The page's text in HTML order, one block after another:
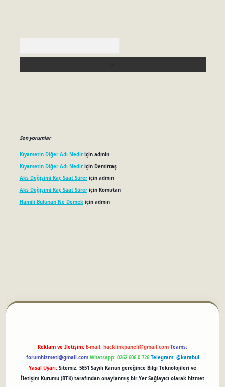
Son yorumlar
Kıyametin Diğer Adı Nediriçin admin
Kıyametin Diğer Adı Nediriçin Demirtaş
Aks Değişimi Kaç Saat Süreriçin admin
Aks Değişimi Kaç Saat Süreriçin Komutan
Hamili Bulunan Ne Demekiçin admin
Reklam ve İletişim: E-mail: backlinkpaneli@gmail.com Teams:
forumhizmeti@gmail.com Whatsapp: 0262 606 0 726 Telegram: @karabul
Yasal Uyarı: Sitemiz, 5651 Sayılı Kanun gereğince Bilgi Teknolojileri ve
İletişim Kurumu (BTK) tarafından onaylanmış bir Yer Sağlayıcı olarak hizmet